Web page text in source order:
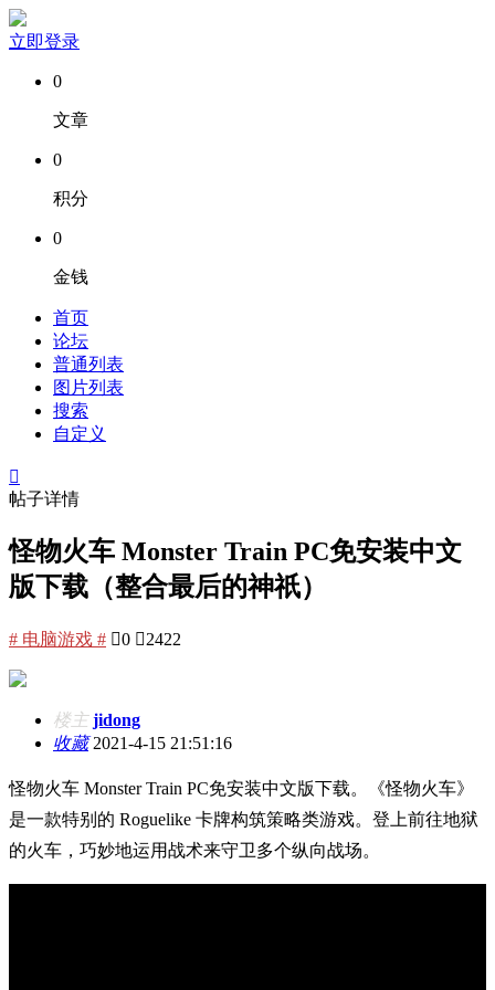
立即登录
0
文章
0
积分
0
金钱
首页
论坛
普通列表
图片列表
搜索
自定义

帖子详情
怪物火车 Monster Train PC免安装中文
版下载（整合最后的神祇）
# 电脑游戏 # 0 2422
楼主 jidong
收藏2021-4-15 21:51:16
怪物火车 Monster Train PC免安装中文版下载。《怪物火车》
是一款特别的 Roguelike 卡牌构筑策略类游戏。登上前往地狱
的火车，巧妙地运用战术来守卫多个纵向战场。